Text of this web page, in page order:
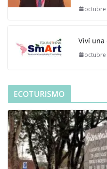
octubre
Viví una
octubre
ECOTURISMO